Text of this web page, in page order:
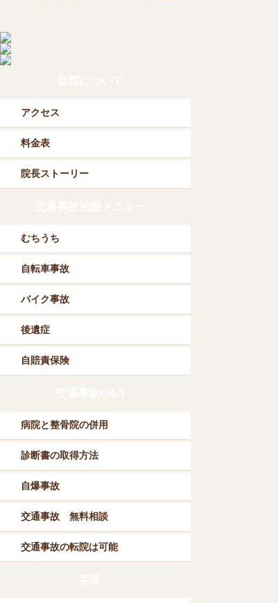
アクセス
料金表
院長ストーリー
むちうち
自転車事故
バイク事故
後遺症
自賠責保険
病院と整骨院の併用
診断書の取得方法
自爆事故
交通事故 無料相談
交通事故の転院は可能